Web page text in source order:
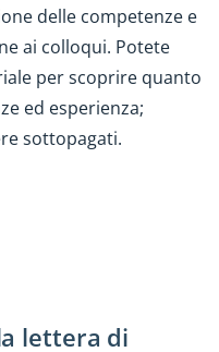
delle competenze e
ai colloqui. Potete
per scoprire quanto
ed esperienza;
sottopagati.
lettera di